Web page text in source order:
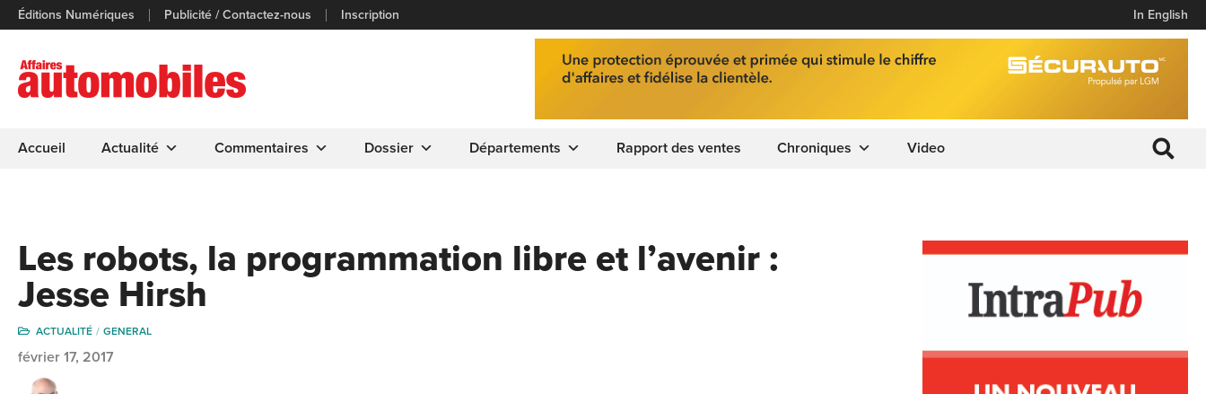
Éditions Numériques Publicité / Contactez-nous Inscription In English
Accueil Actualité Commentaires Dossier Départements Rapport des ventes Chroniques Video
Les robots, la programmation libre et l’avenir :
Jesse Hirsh
ACTUALITÉ GENERAL
février 17, 2017